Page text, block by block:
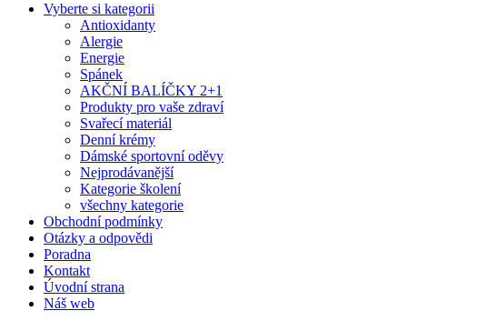
Vyberte si kategorii
Antioxidanty
Alergie
Energie
Spánek
AKČNÍ BALÍČKY 2+1
Produkty pro vaše zdraví
Svařecí materiál
Denní krémy
Dámské sportovní oděvy
Nejprodávanější
Kategorie školení
všechny kategorie
Obchodní podmínky
Otázky a odpovědi
Poradna
Kontakt
Úvodní strana
Náš web